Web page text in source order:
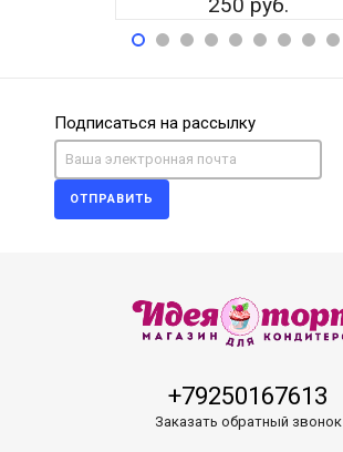
250 руб.
Подписаться на рассылку
ОТПРАВИТЬ
+79250167613
Заказать обратный звонок